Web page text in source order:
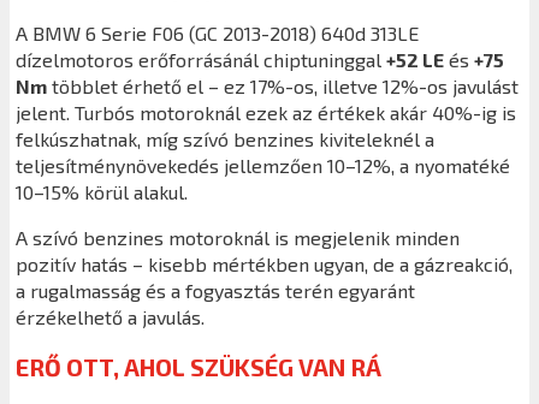
A BMW 6 Serie F06 (GC 2013-2018) 640d 313LE
dízelmotoros erőforrásánál chiptuninggal +52 LE és +75
Nm többlet érhető el – ez 17%-os, illetve 12%-os javulást
jelent. Turbós motoroknál ezek az értékek akár 40%-ig is
felkúszhatnak, míg szívó benzines kiviteleknél a
teljesítménynövekedés jellemzően 10–12%, a nyomatéké
10–15% körül alakul.
A szívó benzines motoroknál is megjelenik minden
pozitív hatás – kisebb mértékben ugyan, de a gázreakció,
a rugalmasság és a fogyasztás terén egyaránt
érzékelhető a javulás.
ERŐ OTT, AHOL SZÜKSÉG VAN RÁ